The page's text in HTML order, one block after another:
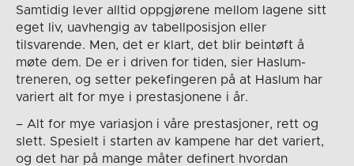
Samtidig lever alltid oppgjørene mellom lagene sitt
eget liv, uavhengig av tabellposisjon eller
tilsvarende. Men, det er klart, det blir beintøft å
møte dem. De er i driven for tiden, sier Haslum-
treneren, og setter pekefingeren på at Haslum har
variert alt for mye i prestasjonene i år.
– Alt for mye variasjon i våre prestasjoner, rett og
slett. Spesielt i starten av kampene har det variert,
og det har på mange måter definert hvordan